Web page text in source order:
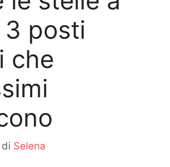
3 posti
che
di Selena